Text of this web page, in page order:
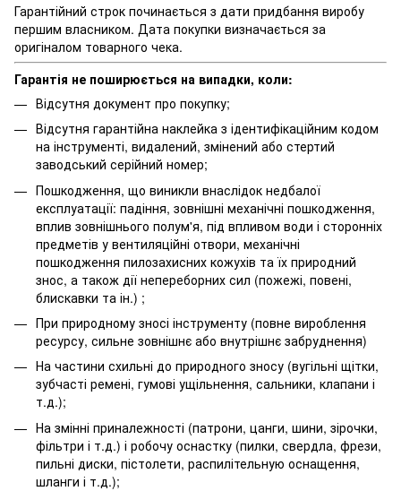
Гарантійний строк починається з дати придбання виробу
першим власником. Дата покупки визначається за
оригіналом товарного чека.
Гарантія не поширюється на випадки, коли:
Відсутня документ про покупку;
Відсутня гарантійна наклейка з ідентифікаційним кодом
на інструменті, видалений, змінений або стертий
заводський серійний номер;
Пошкодження, що виникли внаслідок недбалої
експлуатації: падіння, зовнішні механічні пошкодження,
вплив зовнішнього полум'я, під впливом води і сторонніх
предметів у вентиляційні отвори, механічні
пошкодження пилозахисних кожухів та їх природний
знос, а також дії непереборних сил (пожежі, повені,
блискавки та ін.) ;
При природному зносі інструменту (повне вироблення
ресурсу, сильне зовнішнє або внутрішнє забруднення)
На частини схильні до природного зносу (вугільні щітки,
зубчасті ремені, гумові ущільнення, сальники, клапани і
т.д.);
На змінні приналежності (патрони, цанги, шини, зірочки,
фільтри і т.д.) і робочу оснастку (пилки, свердла, фрези,
пильні диски, пістолети, распилітельную оснащення,
шланги і т.д.);